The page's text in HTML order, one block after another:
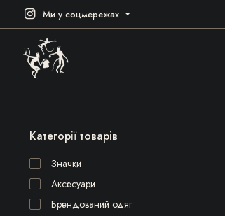
Ми у соцмережах
Категорії товарів
Значки
Аксесуари
Брендований одяг